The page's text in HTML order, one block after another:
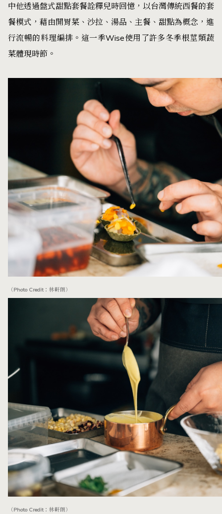
中他透過盤式甜點套餐詮釋兒時回憶，以台灣傳統西餐的套
餐模式，藉由開胃菜、沙拉、湯品、主餐、甜點為概念，進
行流暢的料理編排。這一季Wise使用了許多冬季根莖類蔬
菜體現時節。
（Photo Credit：林軒朗）
（Photo Credit：林軒朗）